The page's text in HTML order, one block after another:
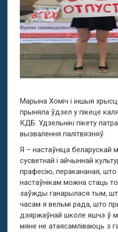
Марына Хоміч і іншыя
прыняла ўдзел у пікеце
КДБ. Удзельнікі пікету
вызвалення палітвязняў.
Я – настаўніца беларускай
сусветнай і айчыннай
прафесію, перакананая,
настаўнікам можна стаць
заўжды ганарылася тым,
часам я вельмі рада, што
дзяржаўнай школе яшчэ ў
мяне не атаясамліваюць з